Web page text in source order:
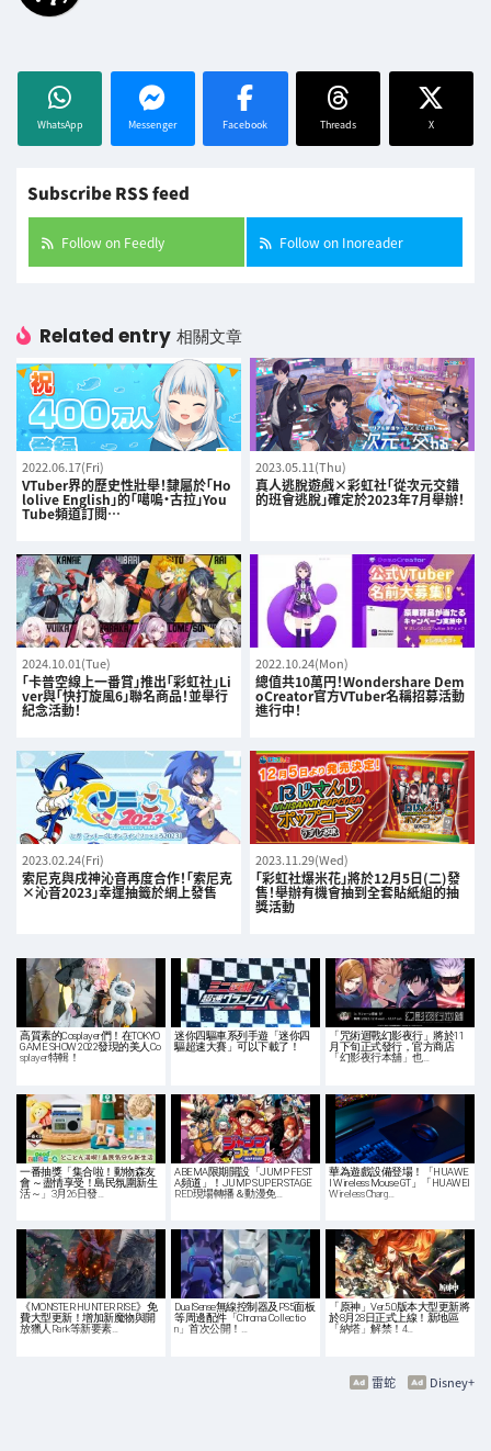
WhatsApp Messenger Facebook Threads X
Subscribe RSS feed
Follow on Feedly Follow on Inoreader
Related entry 相關文章
2022.06.17(Fri)
VTuber界的歷史性壯舉！隸屬於「Ho
lolive English」的「噶嗚·古拉」You
Tube頻道訂閱…
2023.05.11(Thu)
真人逃脫遊戲×彩虹社「從次元交錯
的班會逃脫」確定於2023年7月舉辦！
2024.10.01(Tue)
「卡普空線上一番賞」推出「彩虹社」Li
ver與「快打旋風6」聯名商品！並舉行
紀念活動！
2022.10.24(Mon)
總值共10萬円！Wondershare Dem
oCreator官方VTuber名稱招募活動
進行中！
2023.02.24(Fri)
索尼克與戌神沁音再度合作！「索尼克
×沁音2023」幸運抽籤於網上發售
2023.11.29(Wed)
「彩虹社爆米花」將於12月5日(二)發
售！舉辦有機會抽到全套貼紙組的抽
獎活動
高質素的Cosplayer們！在TOKYO
GAME SHOW 2022發現的美人Co
splayer特輯！
迷你四驅車系列手遊「迷你四
驅超速大賽」可以下載了！
「咒術迴戰幻影夜行」將於11
月下旬正式發行，官方商店
「幻影夜行本舖」也…
一番抽獎「集合啦！動物森友
會 ～盡情享受！島民氛圍新生
活～」3月26日發…
ABEMA限期開設「JUMP FEST
A頻道」！JUMP SUPER STAGE
RED現場轉播＆動漫免…
華為遊戲設備登場！「HUAWE
I Wireless Mouse GT」「HUAWEI
Wireless Charg…
《MONSTER HUNTER RISE》免
費大型更新！增加新魔物與開
放獵人Rank等新要素…
DualSense無線控制器及PS5面板
等周邊配件「Chroma Collectio
n」首次公開！…
「原神」Ver.5.0版本大型更新將
於8月28日正式上線！新地區
「納塔」解禁！4…
Disney+
雷蛇